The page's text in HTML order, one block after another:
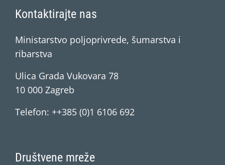
Kontaktirajte nas
Ministarstvo poljoprivrede, šumarstva i
ribarstva
Ulica Grada Vukovara 78
10 000 Zagreb
Telefon: ++385 (0)1 6106 692
Društvene mreže